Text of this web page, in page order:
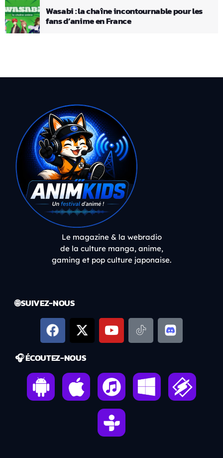
Wasabi : la chaîne incontournable pour les
fans d’anime en France
Le magazine & la webradio
de la culture manga, anime,
gaming et pop culture japonaise.
🌐 SUIVEZ-NOUS
🎧 ÉCOUTEZ-NOUS